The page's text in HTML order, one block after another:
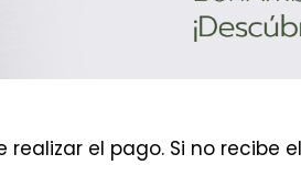
realizar el pago. Si no